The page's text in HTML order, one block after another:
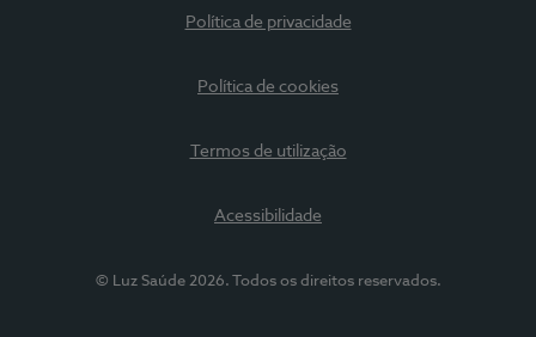
Política de privacidade
Política de cookies
Termos de utilização
Acessibilidade
© Luz Saúde 2026. Todos os direitos reservados.